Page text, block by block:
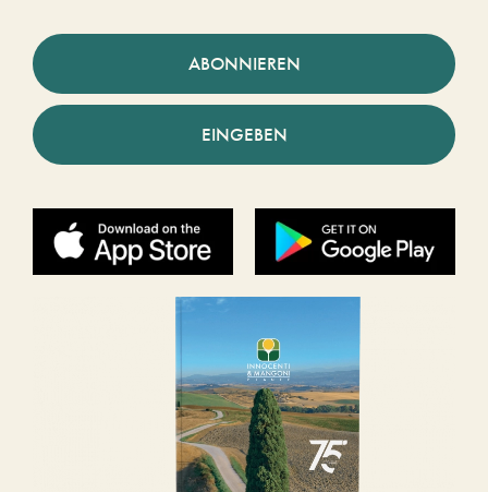
ABONNIEREN
EINGEBEN